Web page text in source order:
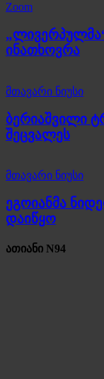
Zoom
ინათხოვრა
მთავარი ნიუსი
ბერიაშვილი
შეცვალეს
მთავარი ნიუსი
ეგოიანმა
დაიწყო
ათიანი N94